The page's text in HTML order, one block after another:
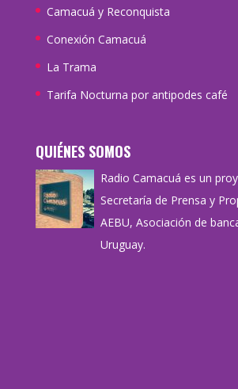
Camacuá y Reconquista
Conexión Camacuá
La Trama
Tarifa Nocturna por antipodes café
QUIÉNES SOMOS
Radio Camacuá es un
Secretaría de Prensa y
AEBU, Asociación de
Uruguay.